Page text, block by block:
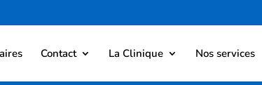
Contact La Clinique Nos services